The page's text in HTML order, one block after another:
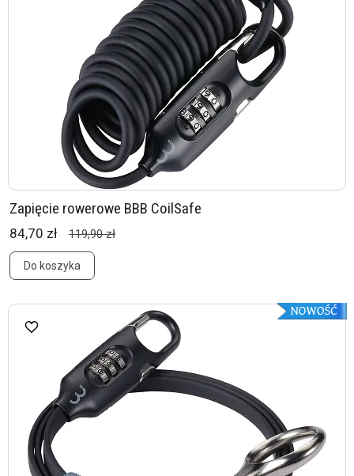
Zapięcie rowerowe BBB CoilSafe
84,70 zł 119,90 zł
Do koszyka